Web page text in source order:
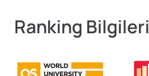
Ranking Bilgileri